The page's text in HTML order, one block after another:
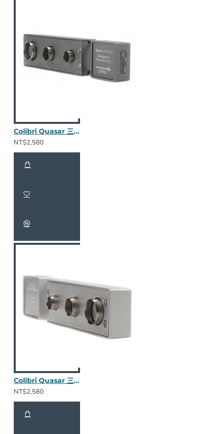
Colibri Quasar 三合一鑽孔器 (水泥灰)
NT$2,580
Colibri Quasar 三合一鑽孔器 (金屬銀)
NT$2,580